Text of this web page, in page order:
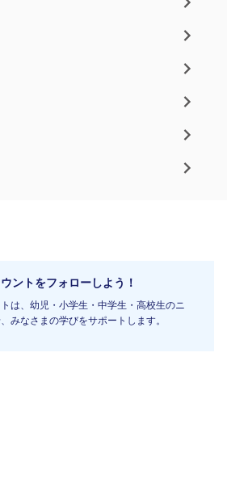
ントをフォローしよう！
は、幼児・小学生・中学生・高校生のニ
みなさまの学びをサポートします。